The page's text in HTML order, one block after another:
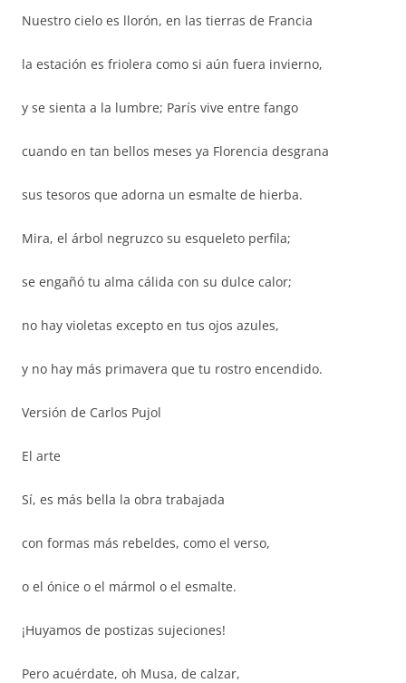
Nuestro cielo es llorón, en las tierras de Francia
la estación es friolera como si aún fuera invierno,
y se sienta a la lumbre; París vive entre fango
cuando en tan bellos meses ya Florencia desgrana
sus tesoros que adorna un esmalte de hierba.
Mira, el árbol negruzco su esqueleto perfila;
se engañó tu alma cálida con su dulce calor;
no hay violetas excepto en tus ojos azules,
y no hay más primavera que tu rostro encendido.
Versión de Carlos Pujol
El arte
Sí, es más bella la obra trabajada
con formas más rebeldes, como el verso,
o el ónice o el mármol o el esmalte.
¡Huyamos de postizas sujeciones!
Pero acuérdate, oh Musa, de calzar,